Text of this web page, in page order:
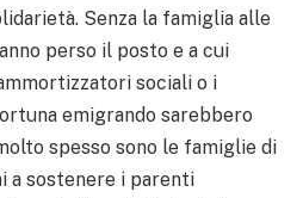
Senza la famiglia alle
perso il posto e a cui
sociali o i
emigrando sarebbero
spesso sono le famiglie di
a sostenere i parenti